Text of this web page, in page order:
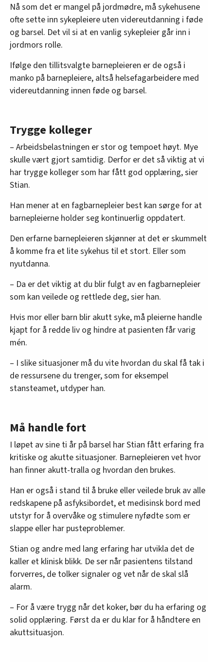
Nå som det er mangel på jordmødre, må sykehusene
ofte sette inn sykepleiere uten videreutdanning i føde
og barsel. Det vil si at en vanlig sykepleier går inn i
jordmors rolle.
Ifølge den tillitsvalgte barnepleieren er de også i
manko på barnepleiere, altså helsefagarbeidere med
videreutdanning innen føde og barsel.
Trygge kolleger
– Arbeidsbelastningen er stor og tempoet høyt. Mye
skulle vært gjort samtidig. Derfor er det så viktig at vi
har trygge kolleger som har fått god opplæring, sier
Stian.
Han mener at en fagbarnepleier best kan sørge for at
barnepleierne holder seg kontinuerlig oppdatert.
Den erfarne barnepleieren skjønner at det er skummelt
å komme fra et lite sykehus til et stort. Eller som
nyutdanna.
– Da er det viktig at du blir fulgt av en fagbarnepleier
som kan veilede og rettlede deg, sier han.
Hvis mor eller barn blir akutt syke, må pleierne handle
kjapt for å redde liv og hindre at pasienten får varig
mén.
– I slike situasjoner må du vite hvordan du skal få tak i
de ressursene du trenger, som for eksempel
stansteamet, utdyper han.
Må handle fort
I løpet av sine ti år på barsel har Stian fått erfaring fra
kritiske og akutte situasjoner. Barnepleieren vet hvor
han finner akutt-tralla og hvordan den brukes.
Han er også i stand til å bruke eller veilede bruk av alle
redskapene på asfyksibordet, et medisinsk bord med
utstyr for å overvåke og stimulere nyfødte som er
slappe eller har pusteproblemer.
Stian og andre med lang erfaring har utvikla det de
kaller et klinisk blikk. De ser når pasientens tilstand
forverres, de tolker signaler og vet når de skal slå
alarm.
– For å være trygg når det koker, bør du ha erfaring og
solid opplæring. Først da er du klar for å håndtere en
akuttsituasjon.